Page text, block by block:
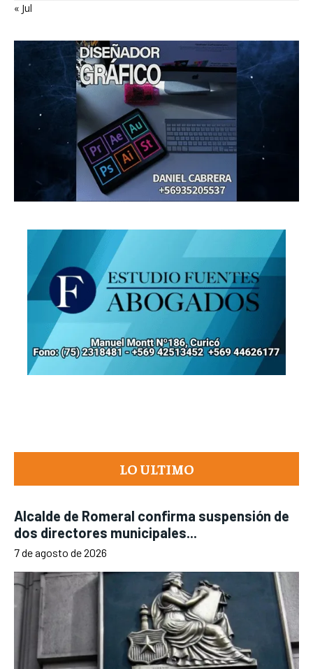
« Jul
LO ULTIMO
Alcalde de Romeral confirma suspensión de
dos directores municipales...
7 de agosto de 2026